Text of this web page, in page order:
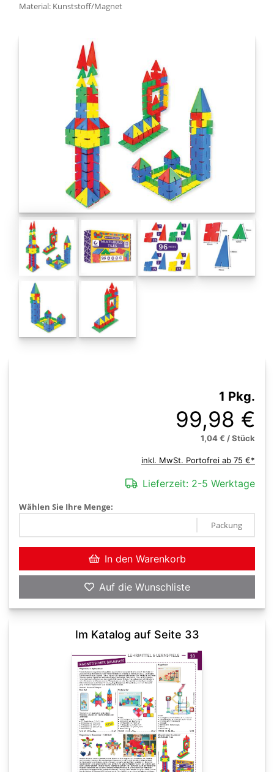
Material: Kunststoff/Magnet
1 Pkg.
99,98 €
1,04 € / Stück
inkl. MwSt. Portofrei ab 75 €*
Lieferzeit: 2-5 Werktage
Wählen Sie Ihre Menge:
Packung
In den Warenkorb
Auf die Wunschliste
Im Katalog auf Seite 33